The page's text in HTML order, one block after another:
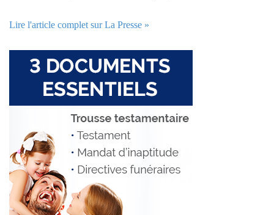
Lire l'article complet sur La Presse »